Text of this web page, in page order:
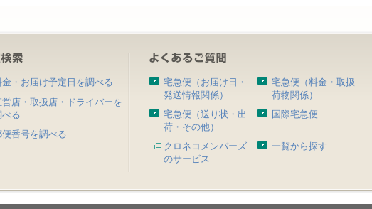
金・お届け予定日を調べる
営店・取扱店・ドライバーを
べる
便番号を調べる
宅急便（お届け日・
発送情報関係）
宅急便（料金・取扱
荷物関係）
宅急便（送り状・出
荷・その他）
国際宅急便
クロネコメンバーズ
のサービス
一覧から探す